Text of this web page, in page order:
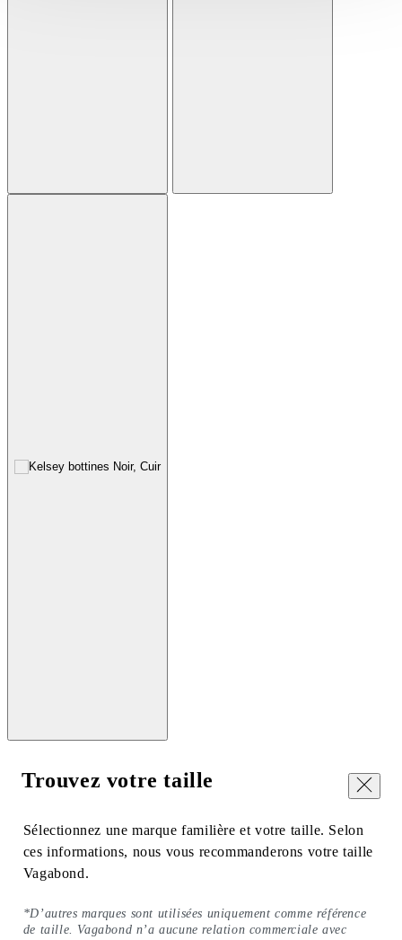
Fermer
Trouvez votre taille
Sélectionnez une marque familière et votre taille. Selon
ces informations, nous vous recommanderons votre taille
Vagabond.
*D’autres marques sont utilisées uniquement comme référence
de taille. Vagabond n’a aucune relation commerciale avec